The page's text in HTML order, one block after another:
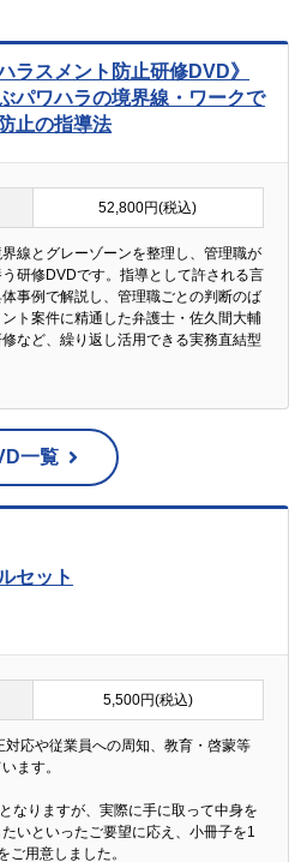
ラスメント防止研修DVD》
パワハラの境界線・ワークで
止の指導法
52,800円(税込)
線とグレーゾーンを整理し、管理職が
研修DVDです。指導として許される言
事例で解説し、管理職ごとの判断のば
ト案件に精通した弁護士・佐久間大輔
など、繰り返し活用できる実務直結型
一覧
セット
5,500円(税込)
応や従業員への周知、教育・啓蒙等
ます。
なりますが、実際に手に取って中身を
いといったご要望に応え、小冊子を1
ご用意しました。